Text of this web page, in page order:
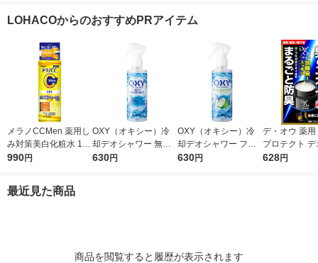
本体＋つめかえセットml ボディソープ 詰め
LOHACOからのおすすめPRアイテム
メラノCCMen 薬用し
み対策美白化粧水 170
ml ロート製薬
990円
OXY（オキシー）冷
却デオシャワー 無香
料 200ml 1個 ロート
630円
OXY（オキシー）冷
却デオシャワー フレ
ッシュアップルの香り
630円
デ・オウ 薬用
プロテクト
ム 全身用 男
628円
最近見た商品
商品を閲覧すると履歴が表示されます